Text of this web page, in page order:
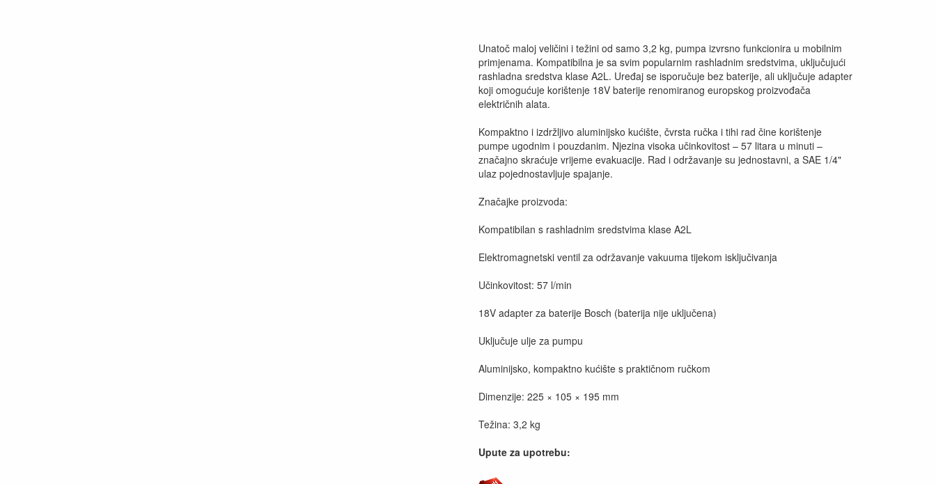
Unatoč maloj veličini i težini od samo 3,2 kg, pumpa izvrsno funkcionira u mobilnim
primjenama. Kompatibilna je sa svim popularnim rashladnim sredstvima, uključujući
rashladna sredstva klase A2L. Uređaj se isporučuje bez baterije, ali uključuje adapter
koji omogućuje korištenje 18V baterije renomiranog europskog proizvođača
električnih alata.
Kompaktno i izdržljivo aluminijsko kućište, čvrsta ručka i tihi rad čine korištenje
pumpe ugodnim i pouzdanim. Njezina visoka učinkovitost – 57 litara u minuti –
značajno skraćuje vrijeme evakuacije. Rad i održavanje su jednostavni, a SAE 1/4"
ulaz pojednostavljuje spajanje.
Značajke proizvoda:
Kompatibilan s rashladnim sredstvima klase A2L
Elektromagnetski ventil za održavanje vakuuma tijekom isključivanja
Učinkovitost: 57 l/min
18V adapter za baterije Bosch (baterija nije uključena)
Uključuje ulje za pumpu
Aluminijsko, kompaktno kućište s praktičnom ručkom
Dimenzije: 225 × 105 × 195 mm
Težina: 3,2 kg
Upute za upotrebu: